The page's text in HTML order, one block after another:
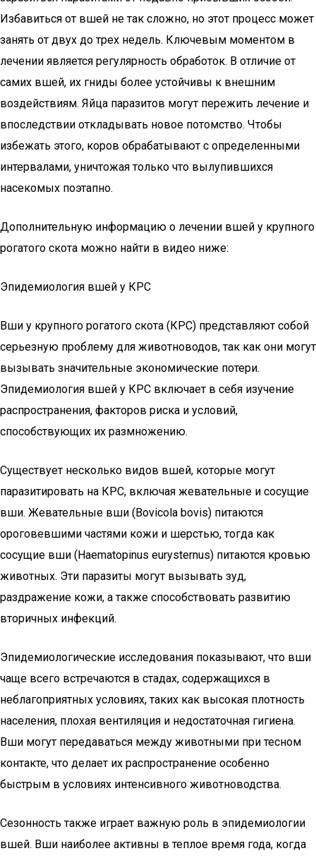
Избавиться от вшей не так сложно, но этот процесс может
занять от двух до трех недель. Ключевым моментом в
лечении является регулярность обработок. В отличие от
самих вшей, их гниды более устойчивы к внешним
воздействиям. Яйца паразитов могут пережить лечение и
впоследствии откладывать новое потомство. Чтобы
избежать этого, коров обрабатывают с определенными
интервалами, уничтожая только что вылупившихся
насекомых поэтапно.
Дополнительную информацию о лечении вшей у крупного
рогатого скота можно найти в видео ниже:
Эпидемиология вшей у КРС
Вши у крупного рогатого скота (КРС) представляют собой
серьезную проблему для животноводов, так как они могут
вызывать значительные экономические потери.
Эпидемиология вшей у КРС включает в себя изучение
распространения, факторов риска и условий,
способствующих их размножению.
Существует несколько видов вшей, которые могут
паразитировать на КРС, включая жевательные и сосущие
вши. Жевательные вши (Bovicola bovis) питаются
ороговевшими частями кожи и шерстью, тогда как
сосущие вши (Haematopinus eurysternus) питаются кровью
животных. Эти паразиты могут вызывать зуд,
раздражение кожи, а также способствовать развитию
вторичных инфекций.
Эпидемиологические исследования показывают, что вши
чаще всего встречаются в стадах, содержащихся в
неблагоприятных условиях, таких как высокая плотность
населения, плохая вентиляция и недостаточная гигиена.
Вши могут передаваться между животными при тесном
контакте, что делает их распространение особенно
быстрым в условиях интенсивного животноводства.
Сезонность также играет важную роль в эпидемиологии
вшей. Вши наиболее активны в теплое время года, когда